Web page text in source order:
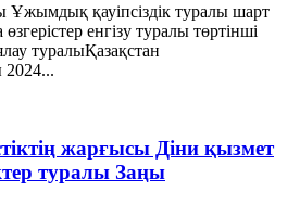
Ұжымдық қауіпсіздік туралы шарт
енгізу туралы төртінші
туралыҚазақстан
жарғысы Діни қызмет
туралы Заңы